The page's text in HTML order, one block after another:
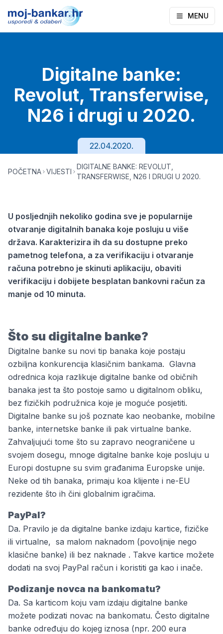
MENU
Digitalne banke:
Revolut, Transferwise,
N26 i drugi u 2020.
22.04.2020.
POČETNA VIJESTI
DIGITALNE BANKE: REVOLUT,
TRANSFERWISE, N26 I DRUGI U 2020.
U posljednjih nekoliko godina sve je popularnije
otvaranje digitalnih banaka koje posluju u više
država. Karakterizira ih da su dostupne preko
pametnog telefona, a za verifikaciju i otvaranje
računa potrebno je skinuti aplikaciju, obaviti
verifikaciju i dobijete besplatan bankovni račun za
manje od 10 minuta.
Što su digitalne banke?
Digitalne banke su novi tip banaka koje postaju
ozbiljna konkurencija klasičnim bankama. Glavna
odrednica koja razlikuje digitalne banke od običnih
banaka jest ta što postoje samo u digitalnom obliku,
bez fizičkih podružnica koje je moguće posjetiti.
Digitalne banke su još poznate kao neobanke, mobilne
banke, internetske banke ili pak virtualne banke.
Zahvaljujući tome što su zapravo neograničene u
svojem dosegu, mnoge digitalne banke koje posluju u
Europi dostupne su svim građanima Europske unije.
Neke od tih banaka, primaju koa klijente i ne-EU
rezidente što ih čini globalnim igračima.
PayPal?
Da. Pravilo je da digitalne banke izdaju kartice, fizičke
ili virtualne, sa malom naknadom (povoljnije nego
klasične banke) ili bez naknade . Takve kartice možete
dodati na svoj PayPal račun i koristiti ga kao i inače.
Podizanje novca na bankomatu?
Da. Sa karticom koju vam izdaju digitalne banke
možete podizati novac na bankomatu. Često digitalne
banke određuju do kojeg iznosa (npr. 200 eura